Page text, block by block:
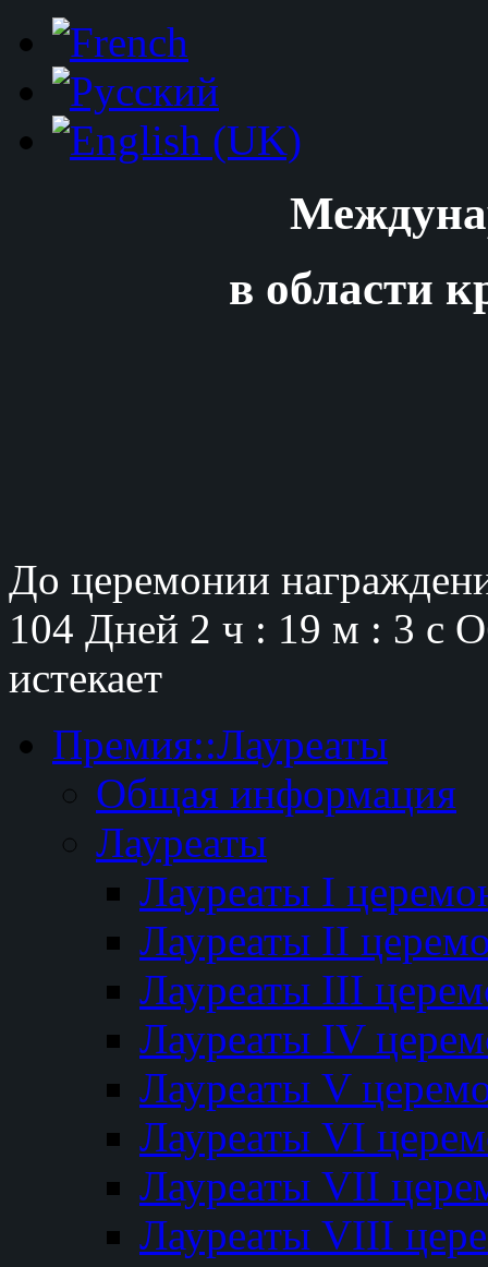
в области
До церемонии
104 Дней 2 ч : 19 м : 2 с
истекает
Премия::Лауреаты
Общая информация
Лауреаты
Лауреаты I
Лауреаты II
Лауреаты III
Лауреаты IV
Лауреаты V
Лауреаты VI
Лауреаты VII
Лауреаты VIII